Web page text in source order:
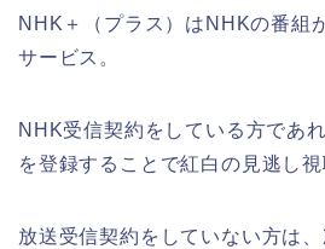
NHK＋（プラス）はNHKの番組
サービス。
NHK受信契約をしている方であ
を登録することで紅白の見逃し視
放送受信契約をしていない方は